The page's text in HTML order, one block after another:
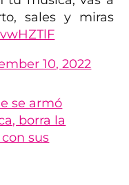
sales y miras
10, 2022
se armó
borra la
sus